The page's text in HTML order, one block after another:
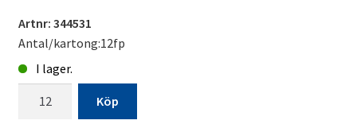
Artnr: 344531
Antal/kartong:12fp
I lager.
Köp